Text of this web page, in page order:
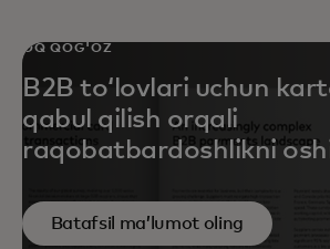
OQ QOG'OZ
B2B toʻlovlari uchun
qabul qilish orqali
raqobatbardoshlikni
Batafsil maʼlumot oling